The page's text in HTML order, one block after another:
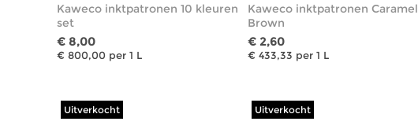
Kaweco inktpatronen 10 kleuren
set
€ 8,00
€ 800,00 per 1 L
Kaweco inktpatronen Caramel
Brown
€ 2,60
€ 433,33 per 1 L
Uitverkocht Uitverkocht